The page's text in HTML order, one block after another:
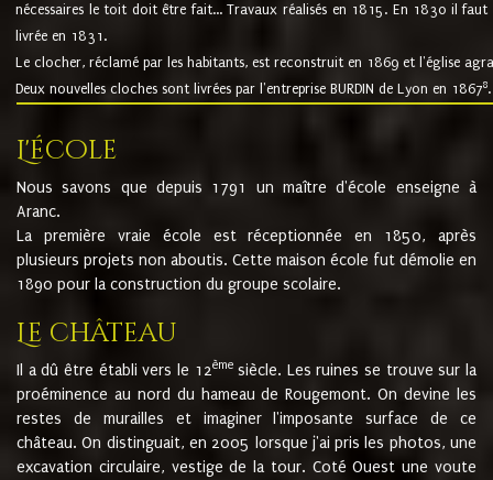
nécessaires le toit doit être fait... Travaux réalisés en 1815. En 1830 il
livrée en 1831.
Le clocher, réclamé par les habitants, est reconstruit en 1869 et l'église
Deux nouvelles cloches sont livrées par l'entreprise BURDIN de Lyon en 18678.
L'école
Nous savons que depuis 1791 un maître d'école enseigne à
Aranc.
La première vraie école est réceptionnée en 1850, après
plusieurs projets non aboutis. Cette maison école fut démolie en
1890 pour la construction du groupe scolaire.
Le château
Il a dû être établi vers le 12èmesiècle. Les ruines se trouve sur la
proéminence au nord du hameau de Rougemont. On devine les
restes de murailles et imaginer l'imposante surface de ce
château. On distinguait, en 2005 lorsque j'ai pris les photos, une
excavation circulaire, vestige de la tour. Coté Ouest une voute